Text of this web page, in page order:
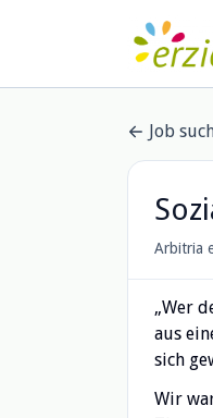
Job
Arbitria
„Wer
aus
sich
Wir